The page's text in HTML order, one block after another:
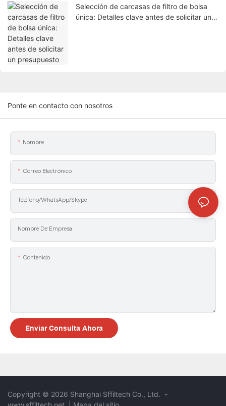
Selección de carcasas de filtro de bolsa
única: Detalles clave antes de solicitar un
Ponte en contacto con nosotros
Nombre
Correo Electrónico
Teléfono/WhatsApp/Skype
Nombre De Empresa
Contenido
Enviar Consulta Ahora
Copyright © 2026 Shanghai Sffiltech Co., Ltd. -